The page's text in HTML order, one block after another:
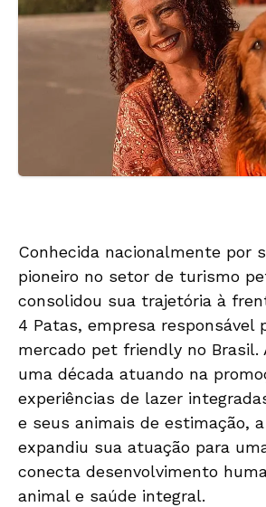
Conhecida nacionalmente por
pioneiro no setor de turismo
consolidou sua trajetória à
4 Patas, empresa responsável
mercado pet friendly no Brasil.
uma década atuando na
experiências de lazer
e seus animais de estimação,
expandiu sua atuação para
conecta desenvolvimento
animal e saúde integral.